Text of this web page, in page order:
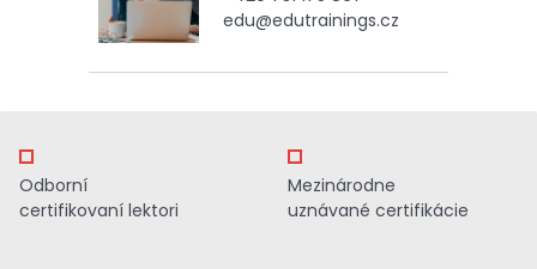
edu@edutrainings.cz
Odborní
certifikovaní lektori
Mezinárodne
uznávané certifikácie